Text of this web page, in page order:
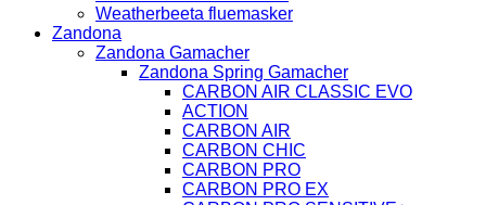
Weatherbeeta fluemasker
Zandona
Zandona Gamacher
Zandona Spring Gamacher
CARBON AIR CLASSIC EVO
ACTION
CARBON AIR
CARBON CHIC
CARBON PRO
CARBON PRO EX